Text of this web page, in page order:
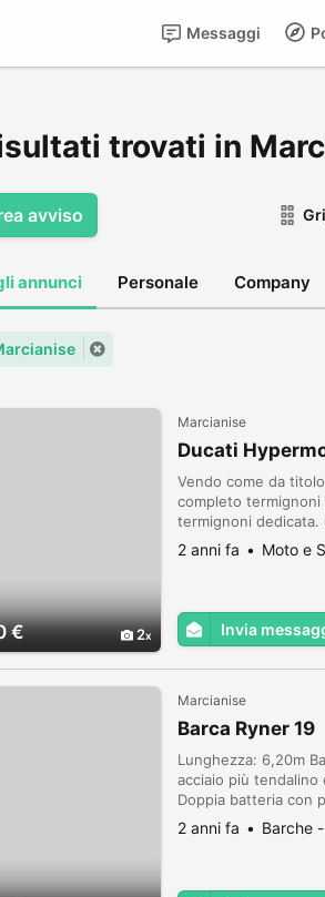
Messaggi
trovati in
avviso
annunci Personale Company
€ 2
Marcianise
Ducati
Vendo come da
completo
termignoni
ducarace
2 anni fa Moto e
Invia
Marcianise
Barca Ryner 19
Lunghezza: 6,20m
acciaio più tendalino
Doppia batteria con
cv dotato di 3 drim,
2 anni fa Barche